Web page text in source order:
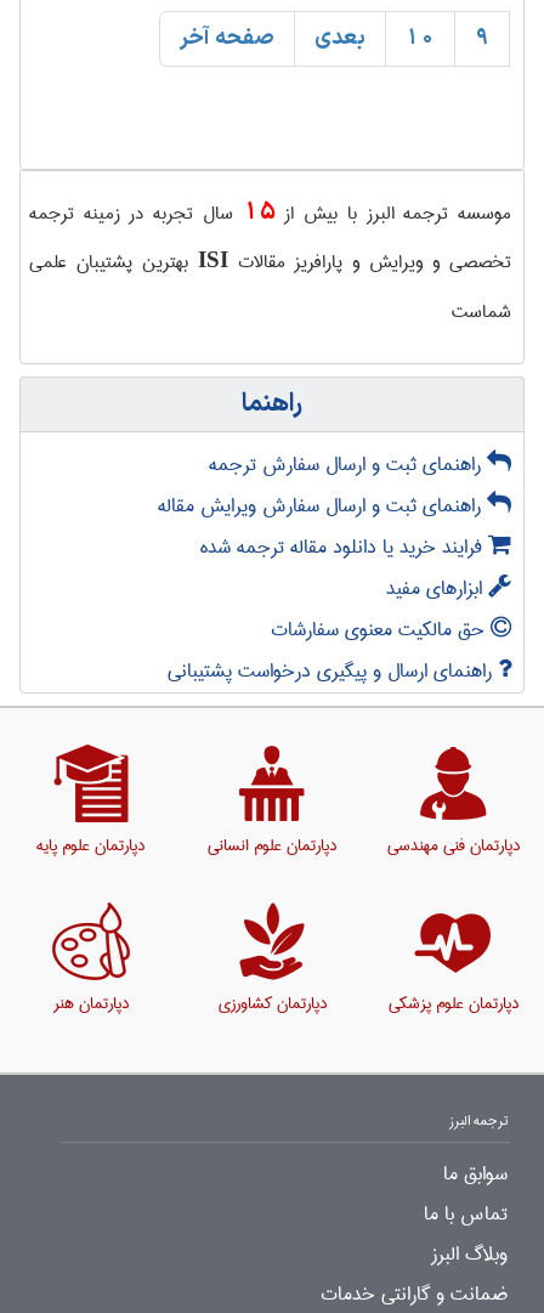
9
10 بعدی صفحه آخر
موسسه ترجمه البرز با بیش از15 سال تجربه در زمینه ترجمه
تخصصی و ویرایش و پارافریز مقالاتISI بهترین پشتیبان علمی
شماست
راهنما
راهنمای ثبت و ارسال سفارش ترجمه
راهنمای ثبت و ارسال سفارش ویرایش مقاله
فرایند خرید یا دانلود مقاله ترجمه شده
ابزارهای مفید
حق مالکیت معنوی سفارشات
راهنمای ارسال و پیگیری درخواست پشتیبانی
دپارتمان فنی مهندسی دپارتمان علوم انسانی دپارتمان علوم پایه
دپارتمان علوم پزشکی دپارتمان کشاورزی دپارتمان هنر
ترجمه البرز
سوابق ما
تماس با ما
وبلاگ البرز
ضمانت و گارانتی خدمات